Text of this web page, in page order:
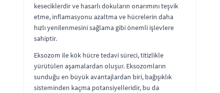
keseciklerdir ve hasarlı dokuların onarımını teşvik
etme, inflamasyonu azaltma ve hücrelerin daha
hızlı yenilenmesini sağlama gibi önemli işlevlere
sahiptir.
Eksozom ile kök hücre tedavi süreci, titizlikle
yürütülen aşamalardan oluşur. Eksozomların
sunduğu en büyük avantajlardan biri, bağışıklık
sisteminden kaçma potansiyelleridir, bu da